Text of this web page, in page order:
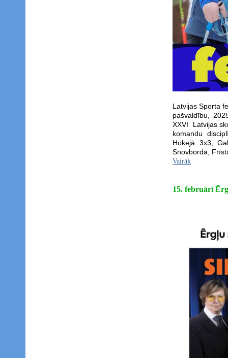
Latvijas Sporta
pašvaldību,
XXVI Latvijas
komandu
Hokejā 3x3,
Snovbordā,
Vairāk
15. februārī